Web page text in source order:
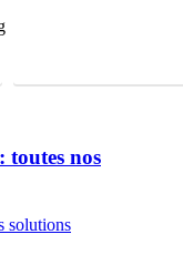
nos
solutions